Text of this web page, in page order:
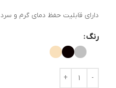
دارای قابلیت حفظ دمای گرم و سرد
رنگ